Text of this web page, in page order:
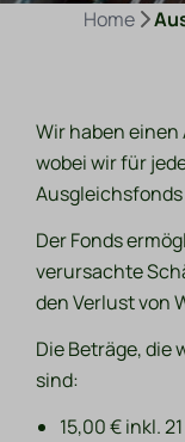
Home
Wir haben
wobei wir für
Der Fonds
verursachte
den Verlust von
Die Beträge, die
sind:
15,00 € inkl.